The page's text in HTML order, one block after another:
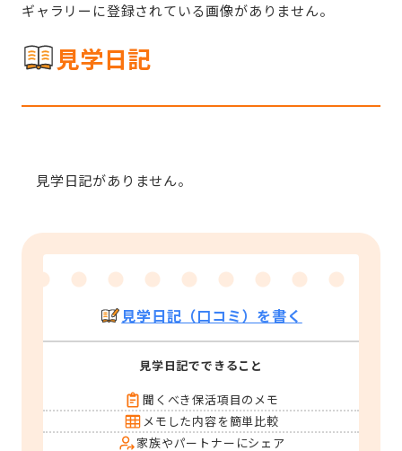
ギャラリーに登録されている画像がありません。
見学日記
見学日記がありません。
見学日記（口コミ）を書く
見学日記でできること
聞くべき保活項目のメモ
メモした内容を簡単比較
家族やパートナーにシェア